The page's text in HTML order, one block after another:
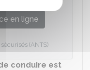
en ligne
(ANTS)
conduire est